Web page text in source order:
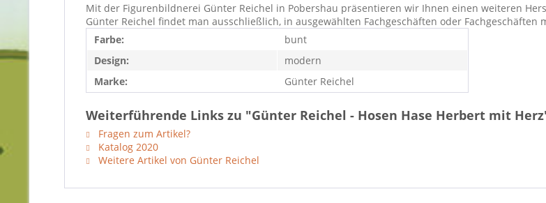
Mit der Figurenbildnerei Günter Reichel in Pobershau präsentieren wir Ihnen einen weiteren
Günter Reichel findet man ausschließlich, in ausgewählten Fachgeschäften oder Fachgeschäften
Farbe:
bunt
Design:
modern
Marke:
Günter Reichel
Weiterführende Links zu "Günter Reichel - Hosen Hase Herbert mit
Fragen zum Artikel?
Katalog 2020
Weitere Artikel von Günter Reichel